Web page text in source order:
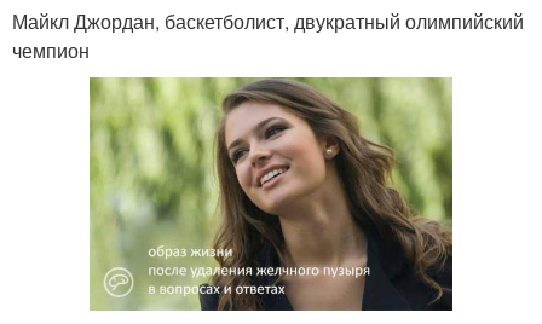
Майкл Джордан, баскетболист, двукратный олимпийский
чемпион